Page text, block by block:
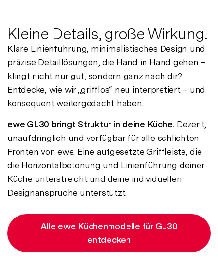
Kleine Details, große Wirkung.
Klare Linienführung, minimalistisches Design und
präzise Detaillösungen, die Hand in Hand gehen –
klingt nicht nur gut, sondern ganz nach dir?
Entdecke, wie wir „grifflos“ neu interpretiert – und
konsequent weitergedacht haben.
ewe GL30 bringt Struktur in deine Küche. Dezent,
unaufdringlich und verfügbar für alle schlichten
Fronten von ewe. Eine aufgesetzte Griffleiste, die
die Horizontalbetonung und Linienführung deiner
Küche unterstreicht und deine individuellen
Designansprüche unterstützt.
Alle ewe Küchenmodelle für GL30
entdecken